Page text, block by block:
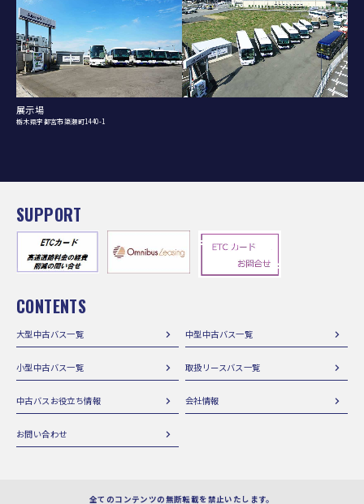
展示場
栃木県宇都宮市簗瀬町1440-1
SUPPORT
CONTENTS
大型中古バス一覧 中型中古バス一覧
小型中古バス一覧 取扱リースバス一覧
中古バスお役立ち情報 会社情報
お問い合わせ
全てのコンテンツの無断転載を禁止いたします。